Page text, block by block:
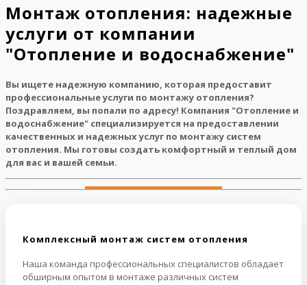
Монтаж отопления: надежные
услуги от компании
"Отопление и водоснабжение"
Вы ищете надежную компанию, которая предоставит
профессиональные услуги по монтажу отопления?
Поздравляем, вы попали по адресу! Компания "Отопление и
водоснабжение" специализируется на предоставлении
качественных и надежных услуг по монтажу систем
отопления. Мы готовы создать комфортный и теплый дом
для вас и вашей семьи.
Комплексный монтаж систем отопления
Наша команда профессиональных специалистов обладает
обширным опытом в монтаже различных систем